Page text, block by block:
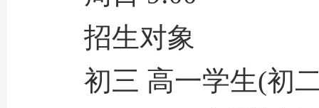
招生对象
初三 高一学生(初二